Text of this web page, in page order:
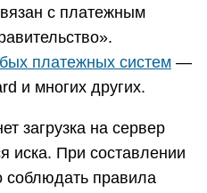
с платежным
платежных систем —
и многих других.
загрузка на сервер
иска. При составлении
соблюдать правила